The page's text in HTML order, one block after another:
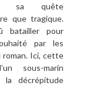
sa quête
que tragique.
batailler pour
par les
Ici, cette
’un sous-marin
la décrépitude